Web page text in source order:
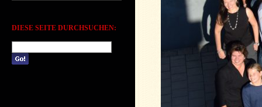
DIESE SEITE DURCHSUCHEN: